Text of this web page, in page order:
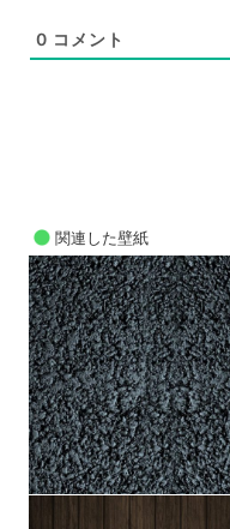
0 コメント
関連した壁紙